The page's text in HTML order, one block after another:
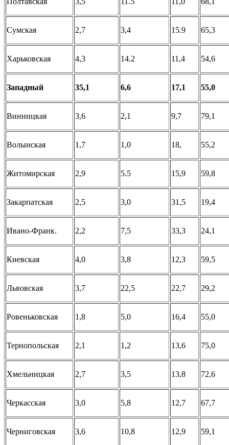
Сумская 2,7 3,4 15.9 65,3
Харьковская 4,3 14.2 11,4 54,6
Западный 35,1 6,6 17,1 55,0
Винницкая 3,6 2,1 9,7 79,1
Волынская 1,7 1,0 18, 55,2
Житомирская 2,9 5.5 15,9 59,8
Закарпатская 2,5 3,0 31,5 19,4
Ивано-Франк. 2,2 7,5 33,3 24,1
Киевская 4,0 3,8 12,3 59,5
Львовская 3,7 22,5 22,7 29,2
Ровеньковская 1,8 5,0 16,4 55,0
Тернопольская 2,1 1,2 13,6 75,0
Хмельницкая 2,7 3,5 13,8 72,6
Черкасская 3,0 5,8 12,7 67,7
Черниговская 3,6 10,8 12,9 59,1